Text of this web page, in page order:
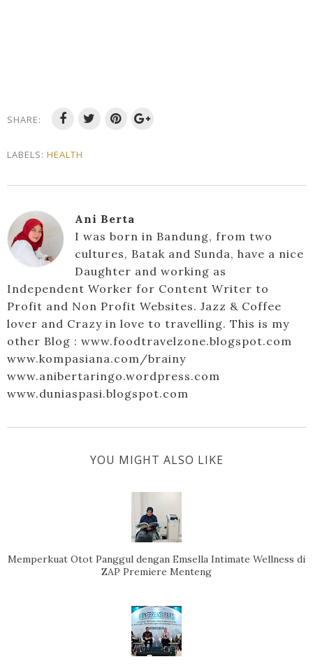
SHARE:
LABELS: HEALTH
Ani Berta
I was born in Bandung, from two
cultures, Batak and Sunda, have a nice
Daughter and working as
Independent Worker for Content Writer to
Profit and Non Profit Websites. Jazz & Coffee
lover and Crazy in love to travelling. This is my
other Blog : www.foodtravelzone.blogspot.com
www.kompasiana.com/brainy
www.anibertaringo.wordpress.com
www.duniaspasi.blogspot.com
YOU MIGHT ALSO LIKE
Memperkuat Otot Panggul dengan Emsella Intimate Wellness di
ZAP Premiere Menteng